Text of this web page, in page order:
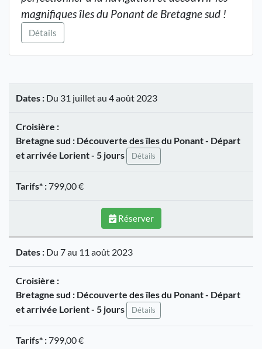
magnifiques îles du Ponant de Bretagne sud !
Détails
Dates : Du 31 juillet au 4 août 2023
Croisière :
Bretagne sud : Découverte des îles du Ponant - Départ
et arrivée Lorient - 5 jours
Détails
Tarifs* :799,00 €
Réserver
Dates : Du 7 au 11 août 2023
Croisière :
Bretagne sud : Découverte des îles du Ponant - Départ
et arrivée Lorient - 5 jours
Détails
Tarifs* :799,00 €